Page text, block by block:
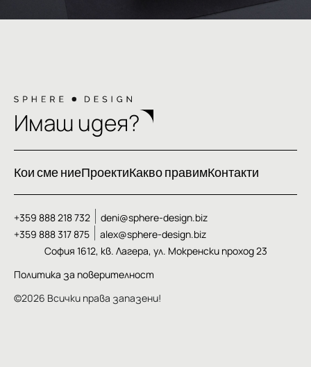
Имаш идея?
Кои сме ниеПроектиКакво правимКонтакти
©2026 Всички права запазени!
+359 888 218 732
deni@sphere-design.biz
+359 888 317 875
alex@sphere-design.biz
София 1612, кв. Лагера, ул. Мокренски проход 23
Политика за поверителност